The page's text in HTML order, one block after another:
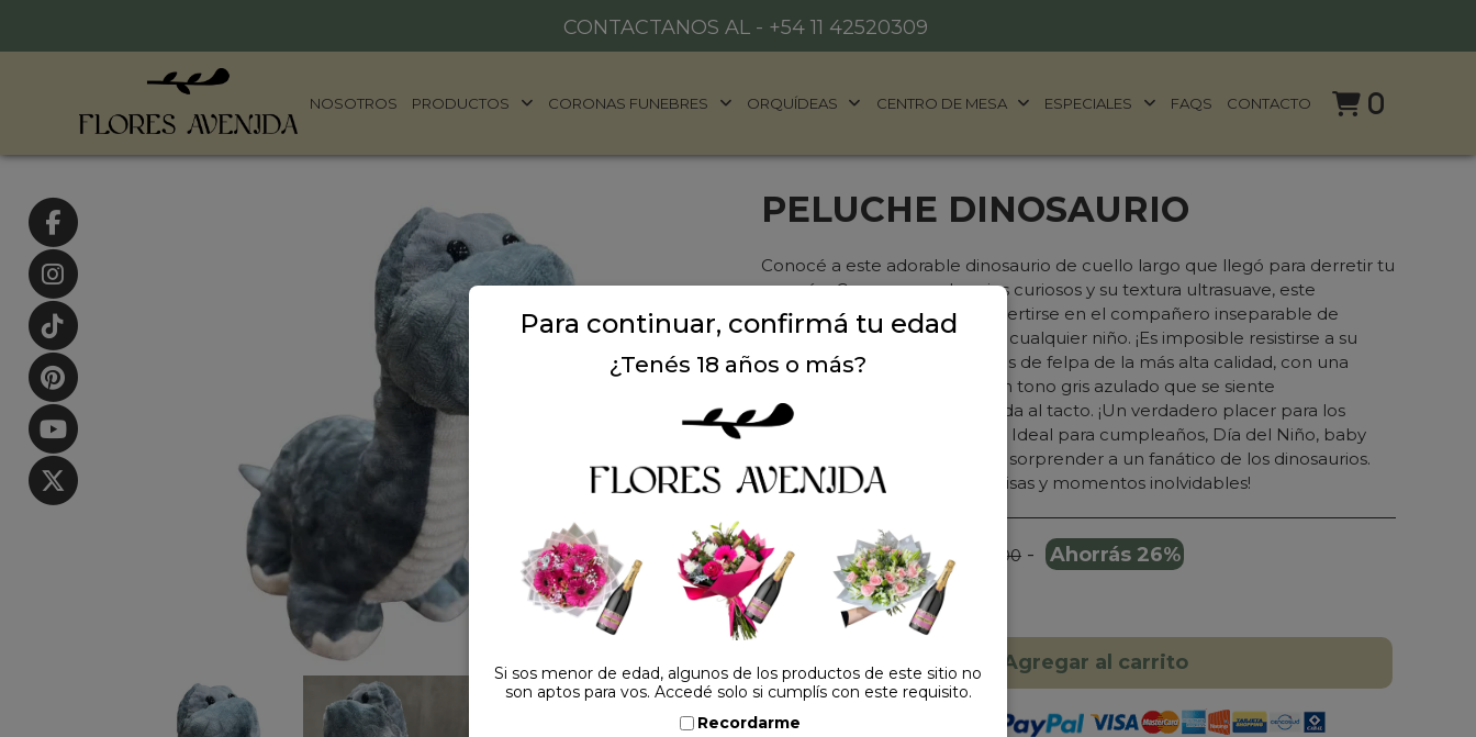
CONTACTANOS AL - +54 11 42520309
NOSOTROS PRODUCTOS CORONAS FUNEBRES ORQUÍDEAS CENTRO DE MESA ESPECIALES FAQS CONTACTO 0
PELUCHE DINOSAURIO
Conocé a este adorable dinosaurio de cuello largo que llegó para derretir tu
corazón. Con sus grandes ojos curiosos y su textura ultrasuave, este
pequeñín está listo para convertirse en el compañero inseparable de
aventuras y dulces sueños de cualquier niño. ¡Es imposible resistirse a su
ternura! Hecho con materiales de felpa de la más alta calidad, con una
textura gofrada texturizada en tono gris azulado que se siente
increíblemente suave y mullida al tacto. ¡Un verdadero placer para los
sentidos!
Ideal para cumpleaños, Día del Niño, baby
showers o simplemente para sorprender a un fanático de los dinosaurios.
¡Un regalo que garantiza sonrisas y momentos inolvidables!
Precio: $ 18.500- $ 25.000 - Ahorrás 26%
Cantidad:
Agregar al carrito
Para continuar, confirmá tu edad
¿Tenés 18 años o más?
Si sos menor de edad, algunos de los productos de este sitio no
son aptos para vos. Accedé solo si cumplís con este requisito.
Recordarme